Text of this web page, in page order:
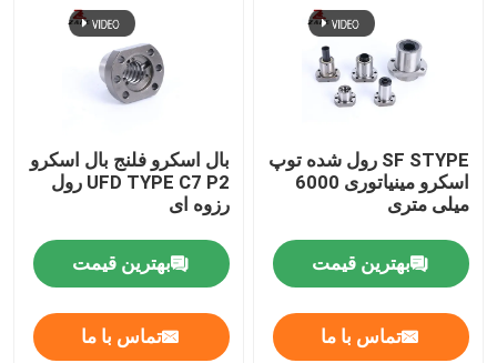
SF STYPE رول شده توپ
اسکرو مینیاتوری 6000
میلی متری
بهترین قیمت
تماس با ما
بال اسکرو فلنج بال اسکرو
UFD TYPE C7 P2 رول
رزوه ای
بهترین قیمت
تماس با ما